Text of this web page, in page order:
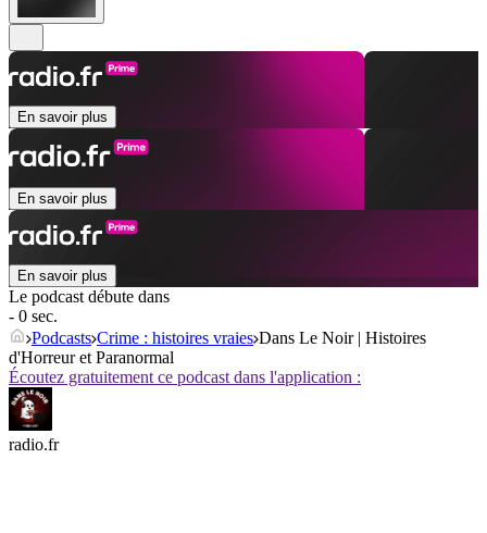
En savoir plus
En savoir plus
En savoir plus
Le podcast débute dans
- 0 sec.
Podcasts Crime : histoires vraies Dans Le Noir | Histoires
d'Horreur et Paranormal
Écoutez gratuitement ce podcast dans l'application :
radio.fr